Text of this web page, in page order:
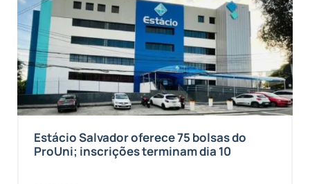
Estácio Salvador oferece 75 bolsas do
ProUni; inscrições terminam dia 10